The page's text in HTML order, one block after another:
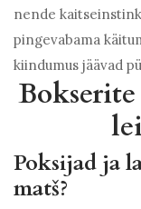
nende
pingevabama
kiindumus jäävad
Poksijad ja
matš?